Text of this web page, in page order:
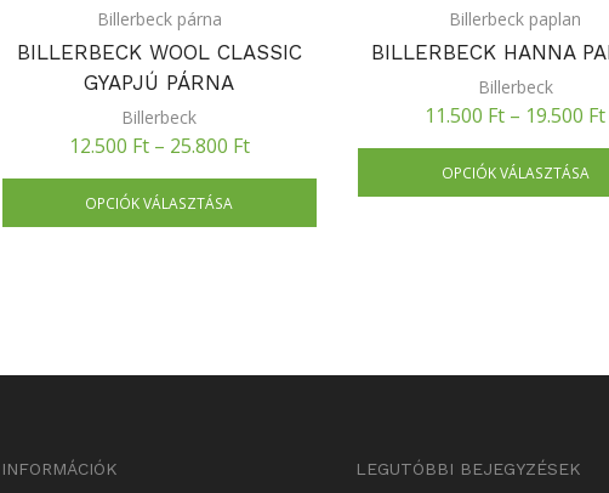
Billerbeck párna
BILLERBECK WOOL CLASSIC
GYAPJÚ PÁRNA
Billerbeck
12.500 Ft– 25.800 Ft
OPCIÓK VÁLASZTÁSA
Billerbeck paplan
BILLERBECK HANNA
Billerbeck
11.500 Ft – 19.500 Ft
OPCIÓK VÁLASZTÁSA
INFORMÁCIÓK LEGUTÓBBI BEJEGYZÉSEK